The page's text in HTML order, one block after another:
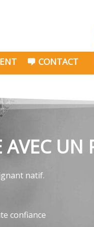
CONTACT
UN
natif.
confiance